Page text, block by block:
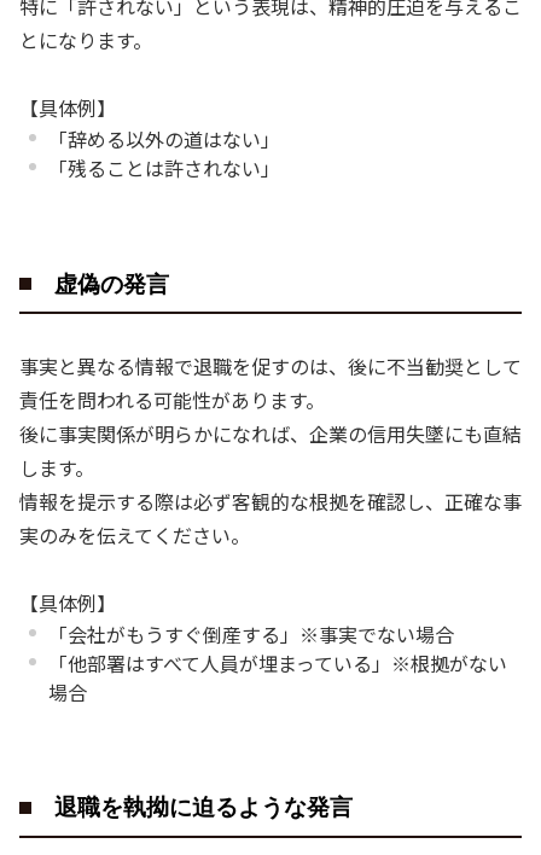
特に「許されない」という表現は、精神的圧迫を与えるこ
とになります。
【具体例】
「辞める以外の道はない」
「残ることは許されない」
虚偽の発言
事実と異なる情報で退職を促すのは、後に不当勧奨として
責任を問われる可能性があります。
後に事実関係が明らかになれば、企業の信用失墜にも直結
します。
情報を提示する際は必ず客観的な根拠を確認し、正確な事
実のみを伝えてください。
【具体例】
「会社がもうすぐ倒産する」※事実でない場合
「他部署はすべて人員が埋まっている」※根拠がない
場合
退職を執拗に迫るような発言